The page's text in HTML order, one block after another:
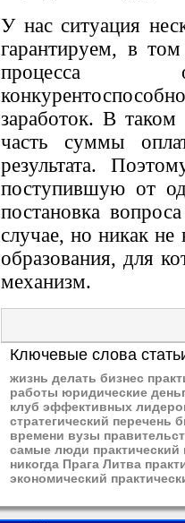
У нас ситуация
гарантируем, в
процесса
заработок. В таком
часть суммы
результата.
поступившую от
постановка
случае, но никак не
образования, для
механизм.
Ключевые слова
жизнь делать бизнес
работы юридические
клуб эффективных
стратегический перечень
времени вузы
самые люди практический
никогда Прага Литва
экономический